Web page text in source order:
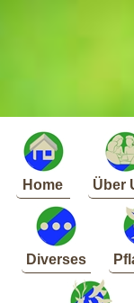
Home Über
Diverses